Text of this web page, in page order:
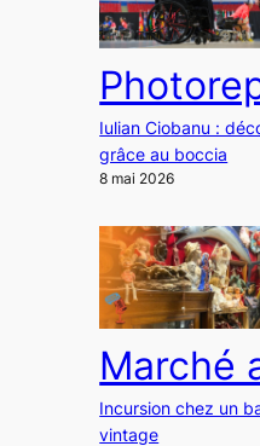
Iulian Ciobanu :
grâce au boccia
8 mai 2026
Marché
Incursion chez un
vintage